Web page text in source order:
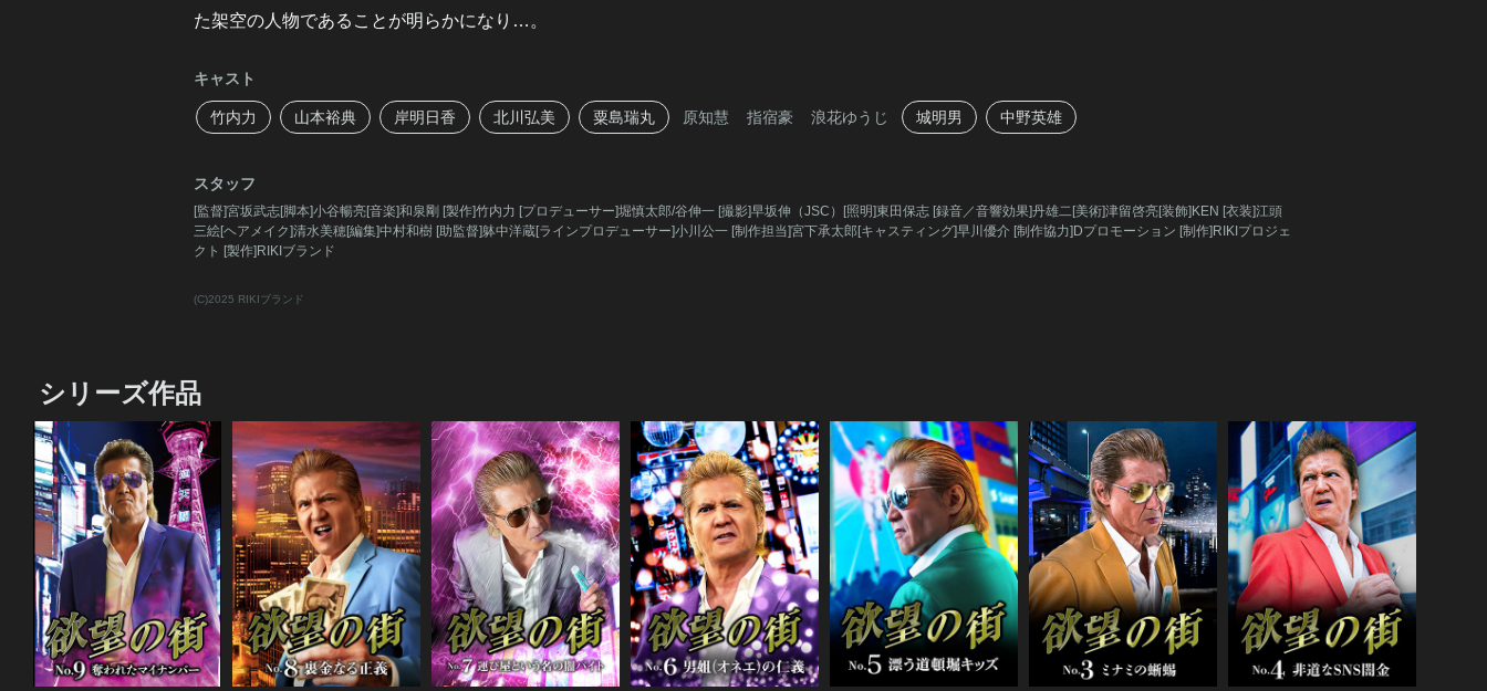
た架空の人物であることが明らかになり…。
キャスト
竹内力 山本裕典 岸明日香 北川弘美 粟島瑞丸 原知慧 指宿豪 浪花ゆうじ 城明男 中野英雄
スタッフ
[監督]宮坂武志[脚本]小谷暢亮[音楽]和泉剛 [製作]竹内力 [プロデューサー]堀慎太郎/谷伸一 [撮影]早坂伸（JSC）[照明]東田保志 [録音／音響効果]丹雄二[美術]津留啓亮[装飾]KEN [衣装]江頭
三絵[ヘアメイク]清水美穂[編集]中村和樹 [助監督]躰中洋蔵[ラインプロデューサー]小川公一 [制作担当]宮下承太郎[キャスティング]早川優介 [制作協力]Dプロモーション [制作]RIKIプロジェ
クト [製作]RIKIブランド
(C)2025 RIKIブランド
シリーズ作品